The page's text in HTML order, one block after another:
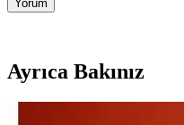
Yorum
Ayrıca Bakınız